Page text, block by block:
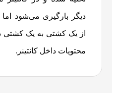
دیگر بارگیری می‌شود اما
از یک کشتی به یک کشتی
محتویات داخل کانتینر.